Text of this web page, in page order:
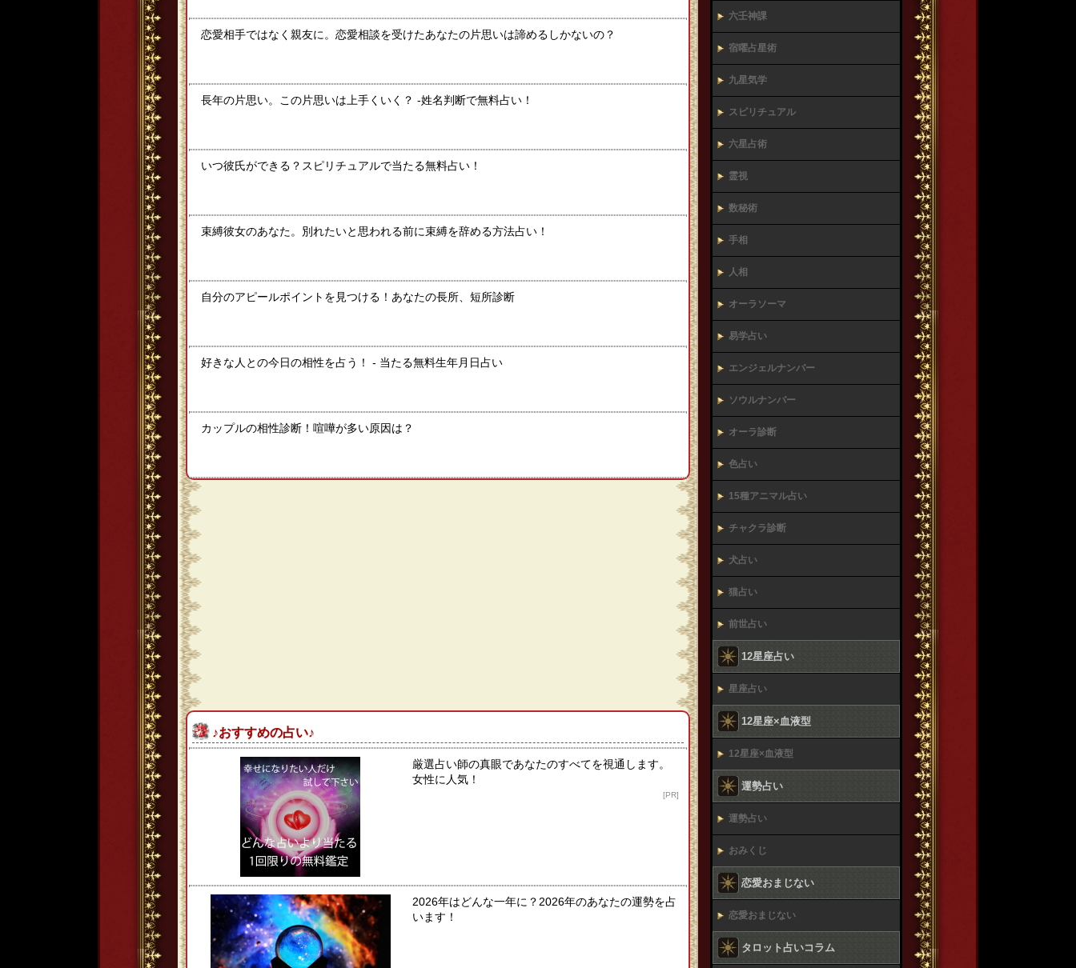
恋愛相手ではなく親友に。恋愛相談を受けたあなたの片思いは諦めるしかないの？
長年の片思い。この片思いは上手くいく？ -姓名判断で無料占い！
いつ彼氏ができる？スピリチュアルで当たる無料占い！
束縛彼女のあなた。別れたいと思われる前に束縛を辞める方法占い！
自分のアピールポイントを見つける！あなたの長所、短所診断
好きな人との今日の相性を占う！ ‐ 当たる無料生年月日占い
カップルの相性診断！喧嘩が多い原因は？
♪おすすめの占い♪
厳選占い師の真眼であなたのすべてを視通します。
女性に人気！
[PR]
2026年はどんな一年に？2026年のあなたの運勢を占
います！
六壬神課
宿曜占星術
九星気学
スピリチュアル
六星占術
霊視
数秘術
手相
人相
オーラソーマ
易学占い
エンジェルナンバー
ソウルナンバー
オーラ診断
色占い
15種アニマル占い
チャクラ診断
犬占い
猫占い
前世占い
12星座占い
星座占い
12星座×血液型
12星座×血液型
運勢占い
運勢占い
おみくじ
恋愛おまじない
恋愛おまじない
タロット占いコラム